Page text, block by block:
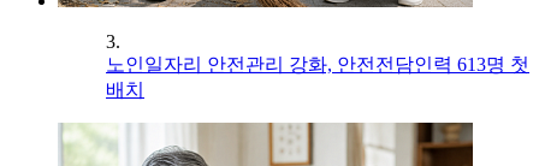
3.
노인일자리 안전관리 강화, 안전전담인력 613명 첫
배치